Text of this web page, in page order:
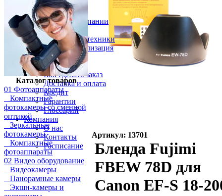
Аксессуары
Слухи
Новости компании
Услуги
Прокат фототехники
Выкуп и реализация
Покупателям
Акции
Как сделать заказ
Доставка и оплата
Кредит
Гарантии
Глоссарий
Компания
О нас
Контакты
Расписание
Каталог товаров
01 Фотоаппараты
Компактные
фотокамеры со сменной
оптикой
Зеркальные
фотокамеры
Компактные
фотоаппараты
02 Видео оборудование
Видеокамеры
Панорамные камеры
Экшн-камеры и
Артикул: 13701
Бленда Fujimi
FBEW 78D для
Canon EF-S 18-